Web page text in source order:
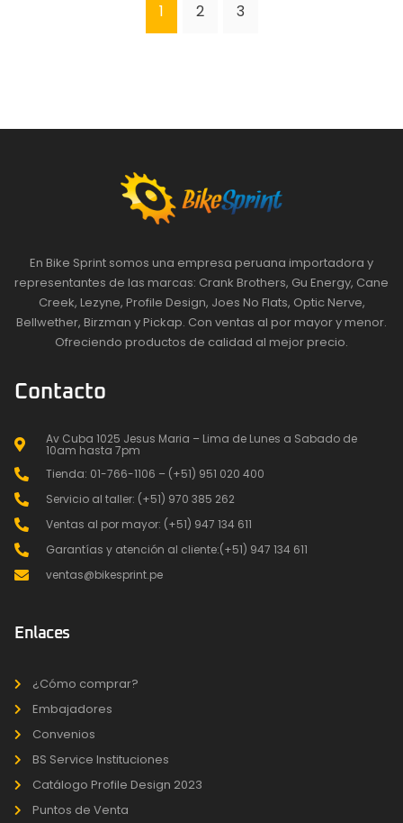
1 2 3
En Bike Sprint somos una empresa peruana importadora y
representantes de las marcas: Crank Brothers, Gu Energy, Cane
Creek, Lezyne, Profile Design, Joes No Flats, Optic Nerve,
Bellwether, Birzman y Pickap. Con ventas al por mayor y menor.
Ofreciendo productos de calidad al mejor precio.
Contacto
Av Cuba 1025 Jesus Maria – Lima de Lunes a Sabado de
10am hasta 7pm
Tienda: 01-766-1106 – (+51) 951 020 400
Servicio al taller: (+51) 970 385 262
Ventas al por mayor: (+51) 947 134 611
Garantías y atención al cliente:(+51) 947 134 611
ventas@bikesprint.pe
Enlaces
¿Cómo comprar?
Embajadores
Convenios
BS Service Instituciones
Catálogo Profile Design 2023
Puntos de Venta